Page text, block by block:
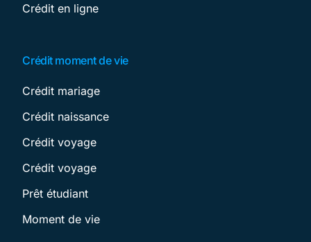
Crédit en ligne
Crédit moment de vie
Crédit mariage
Crédit naissance
Crédit voyage
Crédit voyage
Prêt étudiant
Moment de vie